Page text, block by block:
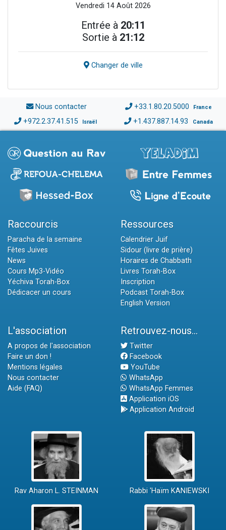
Vendredi 14 Août 2026
Entrée à 20:11
Sortie à 21:12
Changer de ville
Nous contacter +33.1.80.20.5000 France
+972.2.37.41.515 Israël +1.437.887.14.93 Canada
Raccourcis
Paracha de la semaine
Fêtes Juives
News
Cours Mp3-Vidéo
Yéchiva Torah-Box
Dédicacer un cours
Ressources
Calendrier Juif
Sidour (livre de prière)
Horaires de Chabbath
Livres Torah-Box
Inscription
Podcast Torah-Box
English Version
L'association
A propos de l'association
Faire un don !
Mentions légales
Nous contacter
Aide (FAQ)
Retrouvez-nous...
Twitter
Facebook
YouTube
WhatsApp
WhatsApp Femmes
Application iOS
Application Android
Rav Aharon L. STEINMAN Rabbi 'Haïm KANIEWSKI